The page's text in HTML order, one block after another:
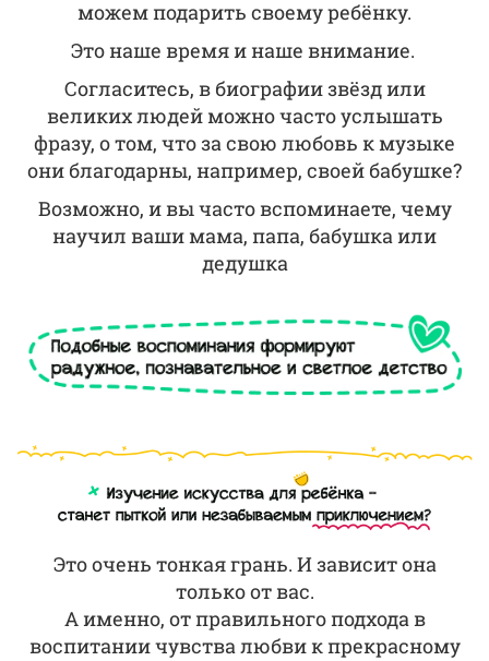
можем подарить своему ребёнку.
Это наше время и наше внимание.
Согласитесь, в биографии звёзд или
великих людей можно часто услышать
фразу, о том, что за свою любовь к музыке
они благодарны, например, своей бабушке?
Возможно, и вы часто вспоминаете, чему
научил ваши мама, папа, бабушка или
дедушка
Это очень тонкая грань. И зависит она
только от вас.
А именно, от правильного подхода в
воспитании чувства любви к прекрасному